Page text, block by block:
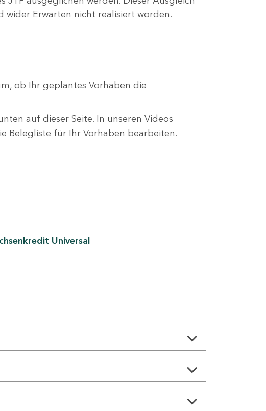
wider Erwarten nicht realisiert worden.
ob Ihr geplantes Vorhaben die
auf dieser Seite. In unseren Videos
Belegliste für Ihr Vorhaben bearbeiten.
Universal